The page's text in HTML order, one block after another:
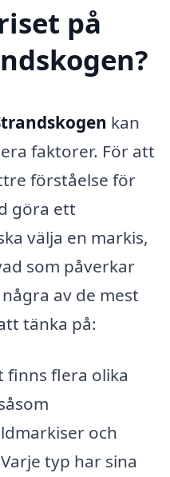
på
kan
faktorer. För att
förståelse för
göra ett
välja en markis,
som påverkar
av de mest
tänka på:
finns flera olika
och
typ har sina